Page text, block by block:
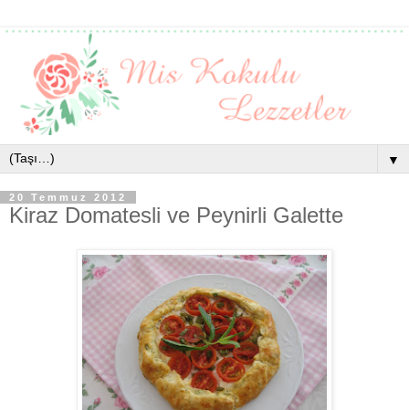
▼
20 Temmuz 2012
Kiraz Domatesli ve Peynirli Galette